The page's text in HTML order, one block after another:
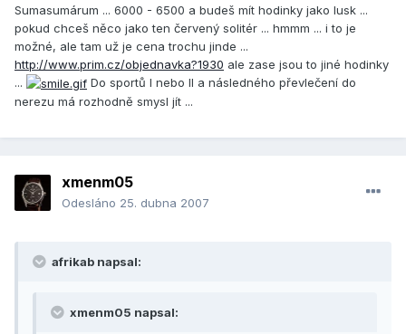
Sumasumárum ... 6000 - 6500 a budeš mít hodinky jako lusk ...
pokud chceš něco jako ten červený solitér ... hmmm ... i to je
možné, ale tam už je cena trochu jinde ...
http://www.prim.cz/objednavka?1930 ale zase jsou to jiné hodinky
...
Do sportů I nebo II a následného převlečení do
nerezu má rozhodně smysl jít ...
xmenm05
Odesláno 25. dubna 2007
afrikab napsal:
xmenm05 napsal: